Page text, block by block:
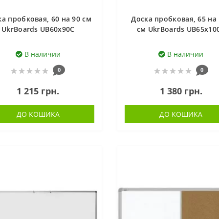
пробковая, 60 на 90 см
UkrBoards UB60х90C
В наличии
0
1 215 грн.
ДО КОШИКА
Доска пробковая, 65 на
см UkrBoards
В наличии
0
1 380 грн.
ДО КОШИКА